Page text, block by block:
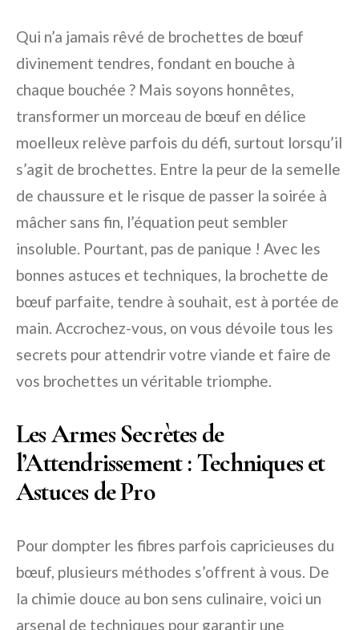
Qui n’a jamais rêvé de brochettes de bœuf
divinement tendres, fondant en bouche à
chaque bouchée ? Mais soyons honnêtes,
transformer un morceau de bœuf en délice
moelleux relève parfois du défi, surtout lorsqu’il
s’agit de brochettes. Entre la peur de la semelle
de chaussure et le risque de passer la soirée à
mâcher sans fin, l’équation peut sembler
insoluble. Pourtant, pas de panique ! Avec les
bonnes astuces et techniques, la brochette de
bœuf parfaite, tendre à souhait, est à portée de
main. Accrochez-vous, on vous dévoile tous les
secrets pour attendrir votre viande et faire de
vos brochettes un véritable triomphe.
Les Armes Secrètes de
l’Attendrissement : Techniques et
Astuces de Pro
Pour dompter les fibres parfois capricieuses du
bœuf, plusieurs méthodes s’offrent à vous. De
la chimie douce au bon sens culinaire, voici un
arsenal de techniques pour garantir une